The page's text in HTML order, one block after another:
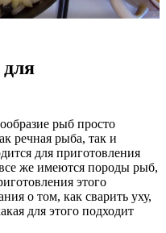
рыб просто
речная рыба, так и
для приготовления
же имеются породы рыб,
этого
о том, как сварить уху,
для этого подходит